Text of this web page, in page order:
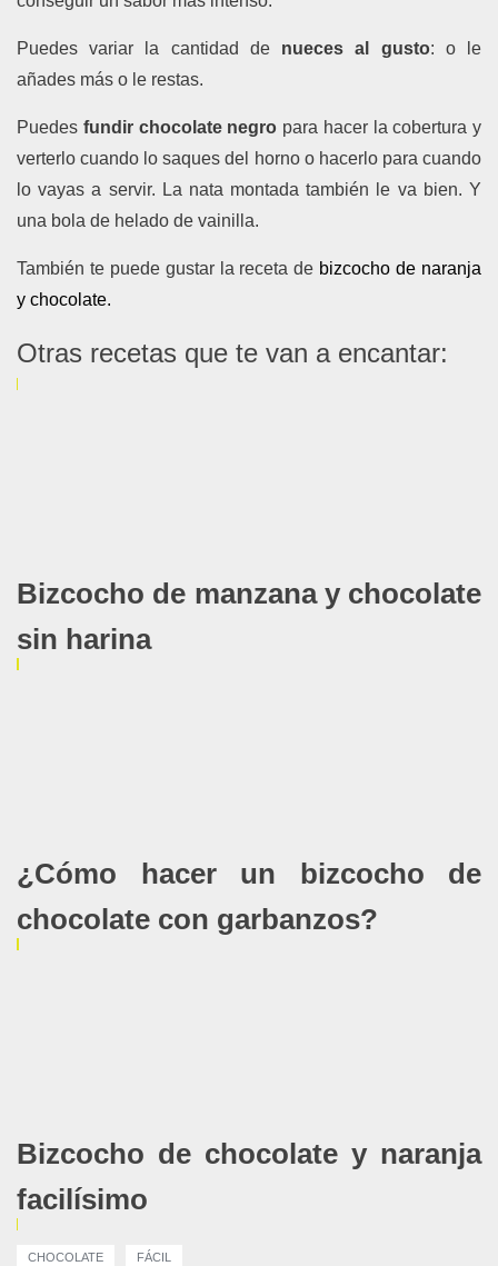
Puedes variar la cantidad de nueces al gusto: o le
añades más o le restas.
Puedes fundir chocolate negro para hacer la cobertura y
verterlo cuando lo saques del horno o hacerlo para cuando
lo vayas a servir. La nata montada también le va bien. Y
una bola de helado de vainilla.
También te puede gustar la receta de bizcocho de naranja
y chocolate.
Otras recetas que te van a encantar:
Bizcocho de manzana y chocolate
sin harina
¿Cómo hacer un bizcocho de
chocolate con garbanzos?
Bizcocho de chocolate y naranja
facilísimo
CHOCOLATE FÁCIL